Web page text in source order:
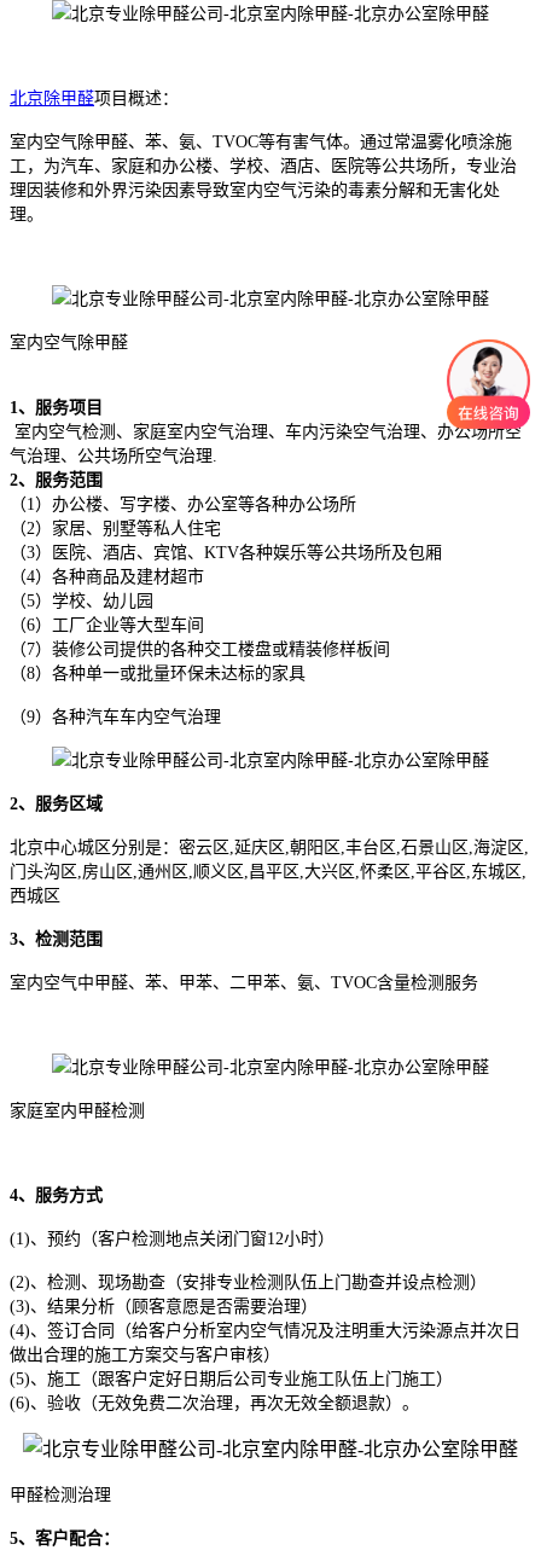
北京除甲醛项目概述：
室内空气除甲醛、苯、氨、TVOC等有害气体。通过常温雾化喷涂施
工，为汽车、家庭和办公楼、学校、酒店、医院等公共场所，专业治
理因装修和外界污染因素导致室内空气污染的毒素分解和无害化处
理。
室内空气除甲醛
1、服务项目
室内空气检测、家庭室内空气治理、车内污染空气治理、办公场所空
气治理、公共场所空气治理.
2、服务范围
（1）办公楼、写字楼、办公室等各种办公场所
（2）家居、别墅等私人住宅
（3）医院、酒店、宾馆、KTV各种娱乐等公共场所及包厢
（4）各种商品及建材超市
（5）学校、幼儿园
（6）工厂企业等大型车间
（7）装修公司提供的各种交工楼盘或精装修样板间
（8）各种单一或批量环保未达标的家具
（9）各种汽车车内空气治理
2、服务区域
北京中心城区分别是：密云区,延庆区,朝阳区,丰台区,石景山区,海淀区,
门头沟区,房山区,通州区,顺义区,昌平区,大兴区,怀柔区,平谷区,东城区,
西城区
3、检测范围
室内空气中甲醛、苯、甲苯、二甲苯、氨、TVOC含量检测服务
家庭室内甲醛检测
4、服务方式
(1)、预约（客户检测地点关闭门窗12小时）
(2)、检测、现场勘查（安排专业检测队伍上门勘查并设点检测）
(3)、结果分析（顾客意愿是否需要治理）
(4)、签订合同（给客户分析室内空气情况及注明重大污染源点并次日
做出合理的施工方案交与客户审核）
(5)、施工（跟客户定好日期后公司专业施工队伍上门施工）
(6)、验收（无效免费二次治理，再次无效全额退款）。
甲醛检测治理
5、客户配合：